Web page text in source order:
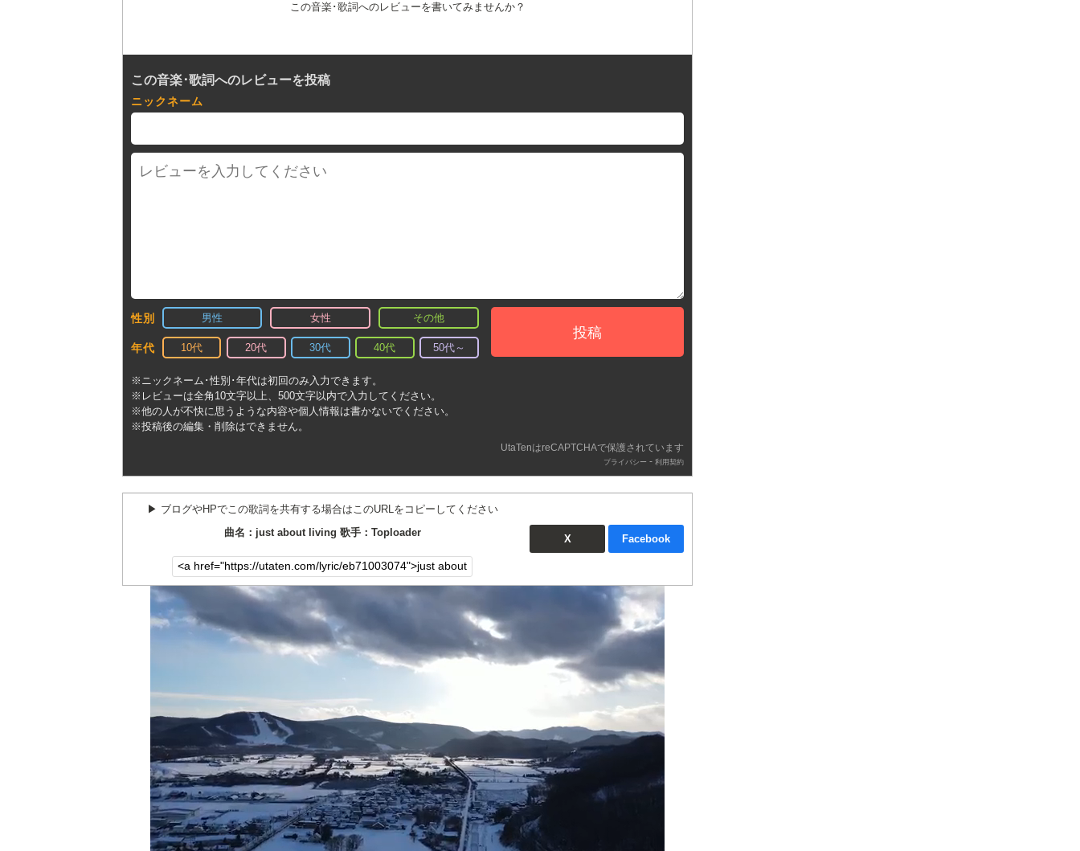
この音楽･歌詞へのレビューを書いてみませんか？
この音楽･歌詞へのレビューを投稿
ニックネーム
性別 男性 女性 その他
年代 10代 20代 30代 40代 50代～
投稿
※ニックネーム･性別･年代は初回のみ入力できます。
※レビューは全角10文字以上、500文字以内で入力してください。
※他の人が不快に思うような内容や個人情報は書かないでください。
※投稿後の編集・削除はできません。
UtaTenはreCAPTCHAで保護されています
プライバシー - 利用契約
▶︎ ブログやHPでこの歌詞を共有する場合はこのURLをコピーしてください
曲名：just about living 歌手：Toploader
X Facebook